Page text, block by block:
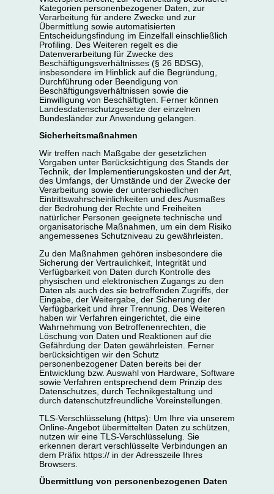
Kategorien personenbezogener Daten, zur
Verarbeitung für andere Zwecke und zur
Übermittlung sowie automatisierten
Entscheidungsfindung im Einzelfall einschließlich
Profiling. Des Weiteren regelt es die
Datenverarbeitung für Zwecke des
Beschäftigungsverhältnisses (§ 26 BDSG),
insbesondere im Hinblick auf die Begründung,
Durchführung oder Beendigung von
Beschäftigungsverhältnissen sowie die
Einwilligung von Beschäftigten. Ferner können
Landesdatenschutzgesetze der einzelnen
Bundesländer zur Anwendung gelangen.
Sicherheitsmaßnahmen
Wir treffen nach Maßgabe der gesetzlichen
Vorgaben unter Berücksichtigung des Stands der
Technik, der Implementierungskosten und der Art,
des Umfangs, der Umstände und der Zwecke der
Verarbeitung sowie der unterschiedlichen
Eintrittswahrscheinlichkeiten und des Ausmaßes
der Bedrohung der Rechte und Freiheiten
natürlicher Personen geeignete technische und
organisatorische Maßnahmen, um ein dem Risiko
angemessenes Schutzniveau zu gewährleisten.
Zu den Maßnahmen gehören insbesondere die
Sicherung der Vertraulichkeit, Integrität und
Verfügbarkeit von Daten durch Kontrolle des
physischen und elektronischen Zugangs zu den
Daten als auch des sie betreffenden Zugriffs, der
Eingabe, der Weitergabe, der Sicherung der
Verfügbarkeit und ihrer Trennung. Des Weiteren
haben wir Verfahren eingerichtet, die eine
Wahrnehmung von Betroffenenrechten, die
Löschung von Daten und Reaktionen auf die
Gefährdung der Daten gewährleisten. Ferner
berücksichtigen wir den Schutz
personenbezogener Daten bereits bei der
Entwicklung bzw. Auswahl von Hardware, Software
sowie Verfahren entsprechend dem Prinzip des
Datenschutzes, durch Technikgestaltung und
durch datenschutzfreundliche Voreinstellungen.
TLS-Verschlüsselung (https): Um Ihre via unserem
Online-Angebot übermittelten Daten zu schützen,
nutzen wir eine TLS-Verschlüsselung. Sie
erkennen derart verschlüsselte Verbindungen an
dem Präfix https:// in der Adresszeile Ihres
Browsers.
Übermittlung von personenbezogenen Daten